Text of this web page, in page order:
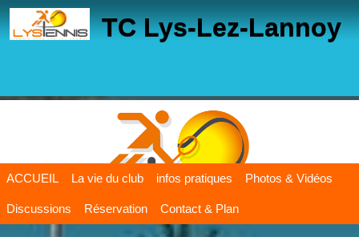
TC Lys-Lez-Lannoy
ACCUEIL La vie du club infos pratiques Photos & Vidéos
Discussions Réservation Contact & Plan
Panneau de gestion des cookies